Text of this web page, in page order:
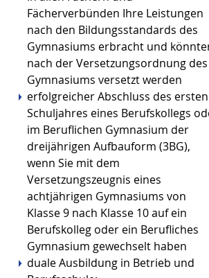
Fächerverbünden Ihre Leistungen
nach den Bildungsstandards des
Gymnasiums erbracht und
nach der Versetzungsordnung des
Gymnasiums versetzt werden
erfolgreicher Abschluss des ersten
Schuljahres eines Berufskollegs
im Beruflichen Gymnasium der
dreijährigen Aufbauform (3BG),
wenn Sie mit dem
Versetzungszeugnis eines
achtjährigen Gymnasiums von
Klasse 9 nach Klasse 10 auf ein
Berufskolleg oder ein Berufliches
Gymnasium gewechselt haben
duale Ausbildung in Betrieb und